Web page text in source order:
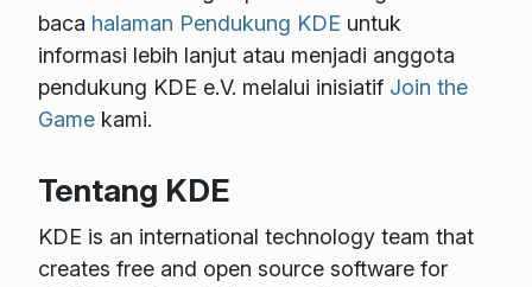
baca halaman Pendukung KDE untuk
informasi lebih lanjut atau menjadi anggota
pendukung KDE e.V. melalui inisiatif Join the
Gamekami.
Tentang KDE
KDE is an international technology team that
creates free and open source software for